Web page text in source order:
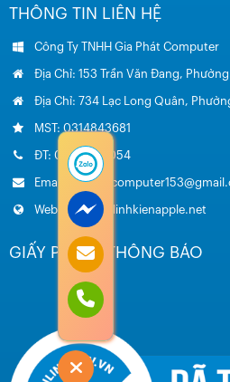
THÔNG TIN LIÊN HỆ
Công Ty TNHH Gia Phát Computer
Địa Chỉ: 153 Trần Văn Đang, Phường
Địa Chỉ: 734 Lạc Long Quân,
MST: 0314843681
ĐT: 0985.051.054
Email:
Website: www.linhkienapple.net
GIẤY PHÉP – THÔNG BÁO